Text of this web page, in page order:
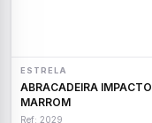
ESTRELA
ABRACADEIRA IMPACTO 1"
MARROM
Ref: 2029